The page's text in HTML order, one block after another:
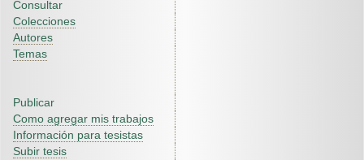
Consultar
Colecciones
Autores
Temas
Publicar
Como agregar mis trabajos
Información para tesistas
Subir tesis